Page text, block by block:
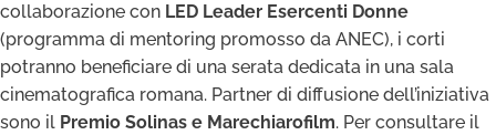
collaborazione con LED Leader Esercenti Donne
(programma di mentoring promosso da ANEC), i corti
potranno beneficiare di una serata dedicata in una sala
cinematografica romana. Partner di diffusione dell’iniziativa
sono il Premio Solinas e Marechiarofilm. Per consultare il